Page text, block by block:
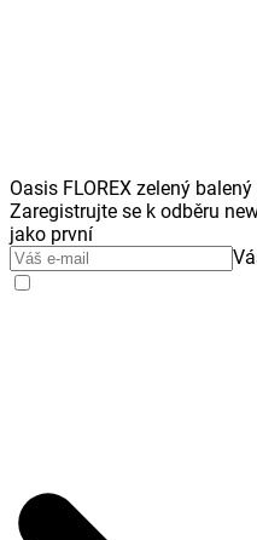
Oasis FLOREX zelený
Zaregistrujte se k odběru
jako první